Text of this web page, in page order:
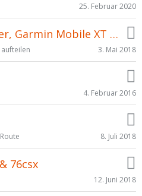
25. Februar 2020
Garmin Trainings Center, Garmin Mobile XT und alle anderen Garmin Programme
3. Mai 2018
4. Februar 2016
8. Juli 2018
76csx
12. Juni 2018